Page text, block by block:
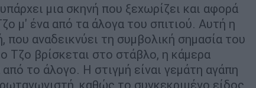
μια σκηνή που ξεχωρίζει και αφορά
μ' ένα από τα άλογα του σπιτιού. Αυτή η
που αναδεικνύει τη συμβολική σημασία του
Τζο βρίσκεται στο στάβλο, η κάμερα
το άλογο. Η στιγμή είναι γεμάτη αγάπη
καθώς το συγκεκριμένο είδος